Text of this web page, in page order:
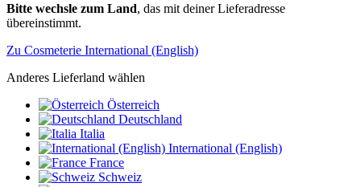
Bitte wechsle zum Land, das mit deiner Lieferadresse
übereinstimmt.
Zu Cosmeterie International (English)
Anderes Lieferland wählen
Österreich
Deutschland
Italia
International (English)
France
Schweiz